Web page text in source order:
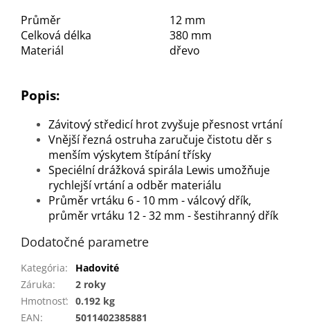
Průměr
12 mm
Celková délka
380 mm
Materiál
dřevo
Popis:
Závitový středicí hrot zvyšuje přesnost vrtání
Vnější řezná ostruha zaručuje čistotu děr s
menším výskytem štípání třísky
Speciélní drážková spirála Lewis umožňuje
rychlejší vrtání a odběr materiálu
Průměr vrtáku 6 - 10 mm - válcový dřík,
průměr vrtáku 12 - 32 mm - šestihranný dřík
Dodatočné parametre
Kategória:
Hadovité
Záruka:
2 roky
Hmotnosť: 0.192 kg
EAN: 5011402385881